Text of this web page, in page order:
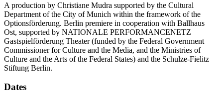
A production by Christiane Mudra supported by the Cultural
Department of the City of Munich within the framework of the
Optionsförderung. Berlin premiere in cooperation with Ballhaus
Ost, supported by NATIONALE PERFORMANCENETZ
Gastspielförderung Theater (funded by the Federal Government
Commissioner for Culture and the Media, and the Ministries of
Culture and the Arts of the Federal States) and the Schulze-Fielitz
Stiftung Berlin.
Dates